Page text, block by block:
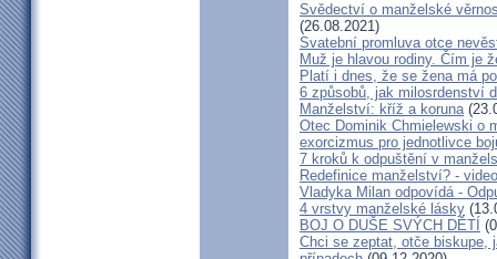
Svědectví o manželské
(26.08.2021)
Svatební promluva otce
Muž je hlavou rodiny. Čím je
Platí i dnes, že se žena má
6 způsobů, jak milosrdenství
Manželství: kříž a koruna
Otec Dominik Chmielewski o
exorcizmus pro jednotlivce
7 kroků k odpuštění v
Redefinice manželství? - video
Vladyka Milan odpovídá -
4 vrstvy manželské lásky
BOJ O DUŠE SVÝCH DĚTÍ
Chci se zeptat, otče biskupe,